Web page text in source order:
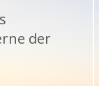
der